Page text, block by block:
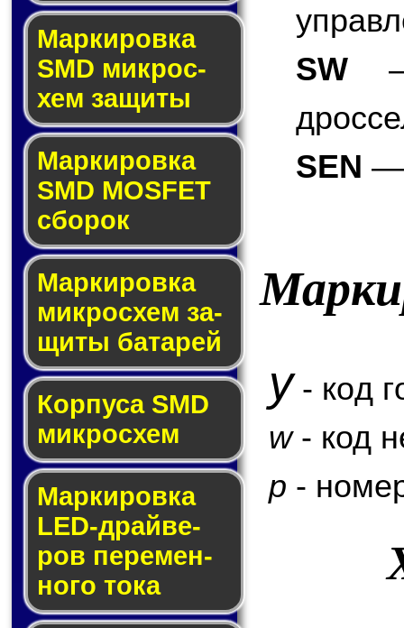
Мар­ки­ров­ка
SMD мик­рос­
хем защиты
Мар­ки­ров­ка
SMD MOSFET
сбо­рок
Мар­ки­ров­ка
мик­ро­схем за­
щи­ты ба­та­рей
Корпуса SMD
мик­ро­схем
Маркировка
LED-драй­ве­
ров пе­ре­мен­
но­го то­ка
SW —
SEN —
y- код
w- код
p -